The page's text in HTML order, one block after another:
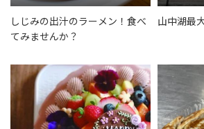
しじみの出汁のラーメン！食べ
てみませんか？
山中湖最